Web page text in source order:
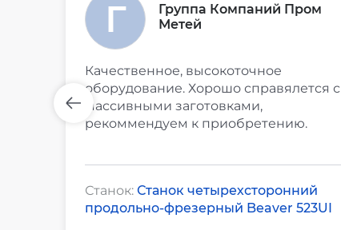
Группа Компаний Пром
Метей
Качественное, высокоточное
оборудование. Хорошо справялется с
массивными заготовками,
рекоммендуем к приобретению.
Станок: Станок четырехсторонний
продольно-фрезерный Beaver 523UI